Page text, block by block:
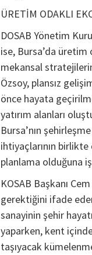
ÜRETİM ODAKLI
DOSAB Yönetim
ise, Bursa’da üretim
mekansal
Özsoy, plansız
önce hayata
yatırım alanları
Bursa’nın
ihtiyaçlarının
planlama olduğuna
KOSAB Başkanı
gerektiğini ifade
sanayinin şehir
yaparken, kent
taşıyacak